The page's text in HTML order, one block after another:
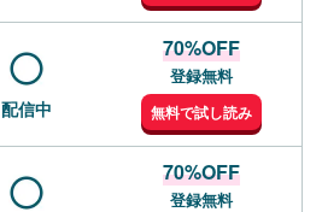
配信中
70%OFF
登録無料
無料で試し読み
70%OFF
登録無料